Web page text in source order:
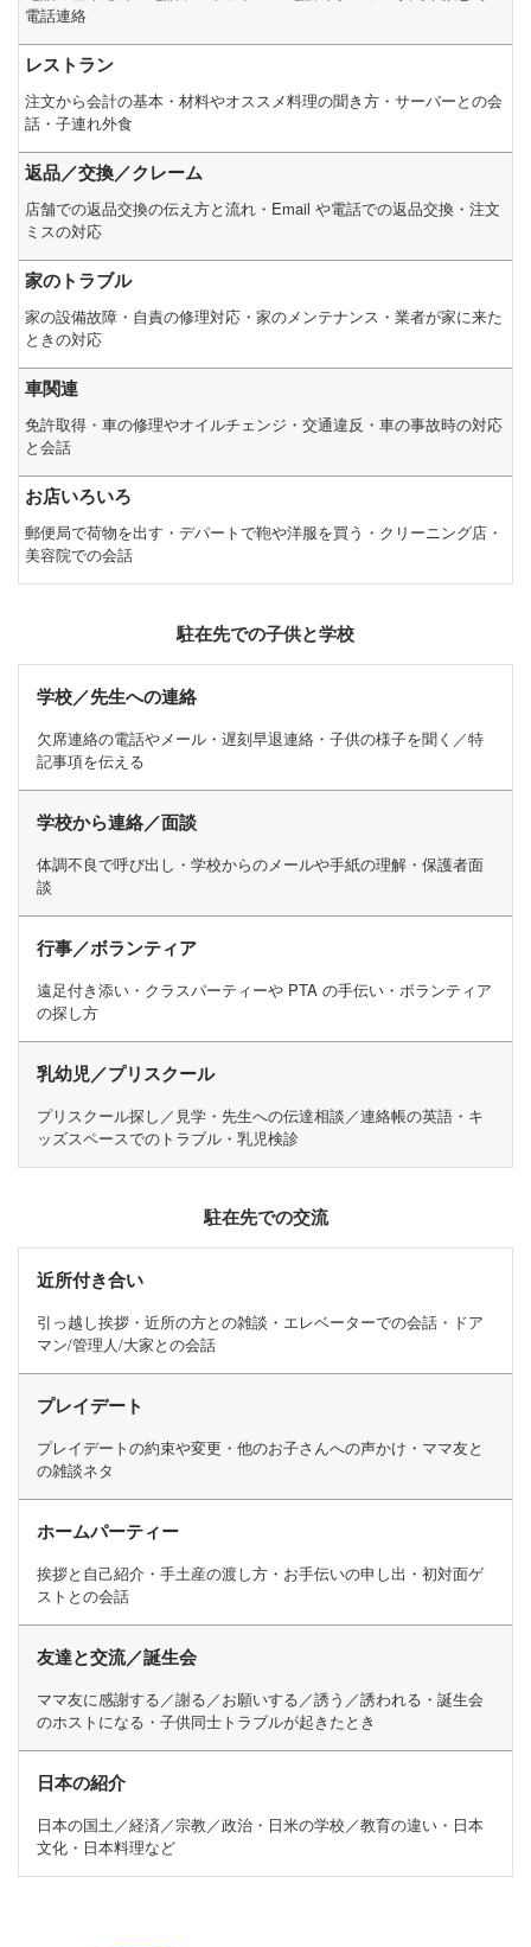
電話連絡
レストラン
注文から会計の基本・材料やオススメ料理の聞き方・サーバーとの会
話・子連れ外食
返品／交換／クレーム
店舗での返品交換の伝え方と流れ・Email や電話での返品交換・注文
ミスの対応
家のトラブル
家の設備故障・自責の修理対応・家のメンテナンス・業者が家に来た
ときの対応
車関連
免許取得・車の修理やオイルチェンジ・交通違反・車の事故時の対応
と会話
お店いろいろ
郵便局で荷物を出す・デパートで鞄や洋服を買う・クリーニング店・
美容院での会話
駐在先での子供と学校
学校／先生への連絡
欠席連絡の電話やメール・遅刻早退連絡・子供の様子を聞く／特
記事項を伝える
学校から連絡／面談
体調不良で呼び出し・学校からのメールや手紙の理解・保護者面
談
行事／ボランティア
遠足付き添い・クラスパーティーや PTA の手伝い・ボランティア
の探し方
乳幼児／プリスクール
プリスクール探し／見学・先生への伝達相談／連絡帳の英語・キ
ッズスペースでのトラブル・乳児検診
駐在先での交流
近所付き合い
引っ越し挨拶・近所の方との雑談・エレベーターでの会話・ドア
マン/管理人/大家との会話
プレイデート
プレイデートの約束や変更・他のお子さんへの声かけ・ママ友と
の雑談ネタ
ホームパーティー
挨拶と自己紹介・手土産の渡し方・お手伝いの申し出・初対面ゲ
ストとの会話
友達と交流／誕生会
ママ友に感謝する／謝る／お願いする／誘う／誘われる・誕生会
のホストになる・子供同士トラブルが起きたとき
日本の紹介
日本の国土／経済／宗教／政治・日米の学校／教育の違い・日本
文化・日本料理など